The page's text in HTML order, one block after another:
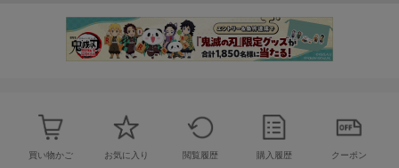
買い物かご お気に入り 閲覧履歴 購入履歴 クーポン